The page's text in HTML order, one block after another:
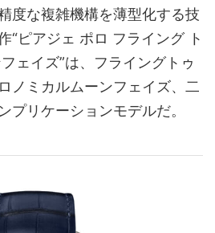
度な複雑機構を薄型化する技
“ピアジェ ポロ フライング ト
ェイズ”は、フライングトゥ
ノミカルムーンフェイズ、二
プリケーションモデルだ。